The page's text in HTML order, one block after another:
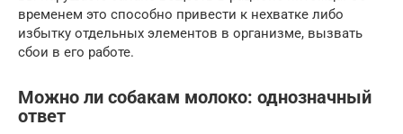
временем это способно привести к нехватке либо
избытку отдельных элементов в организме, вызвать
сбои в его работе.
Можно ли собакам молоко: однозначный
ответ